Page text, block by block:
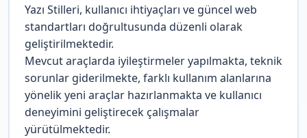
Yazı Stilleri, kullanıcı ihtiyaçları ve güncel web
standartları doğrultusunda düzenli olarak
geliştirilmektedir.
Mevcut araçlarda iyileştirmeler yapılmakta, teknik
sorunlar giderilmekte, farklı kullanım alanlarına
yönelik yeni araçlar hazırlanmakta ve kullanıcı
deneyimini geliştirecek çalışmalar
yürütülmektedir.